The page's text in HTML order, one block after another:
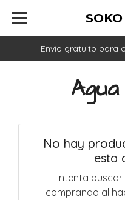
Envío gratuito para
No hay
esta
Intenta buscar
comprando al